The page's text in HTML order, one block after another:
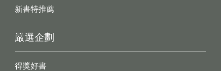
新書特推薦
嚴選企劃
得獎好書